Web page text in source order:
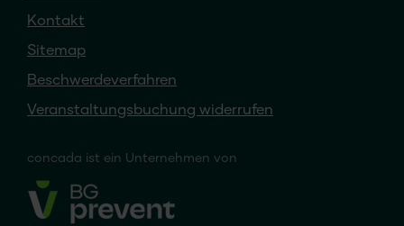
Kontakt
Sitemap
Beschwerdeverfahren
Veranstaltungsbuchung widerrufen
concada ist ein Unternehmen von